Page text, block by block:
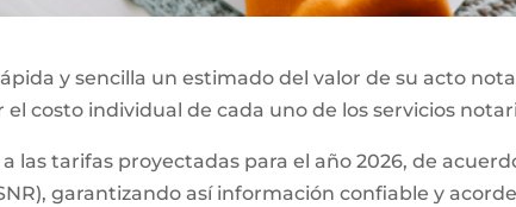
y sencilla un estimado del valor de su acto
costo individual de cada uno de los servicios
las tarifas proyectadas para el año 2026, de
garantizando así información confiable y